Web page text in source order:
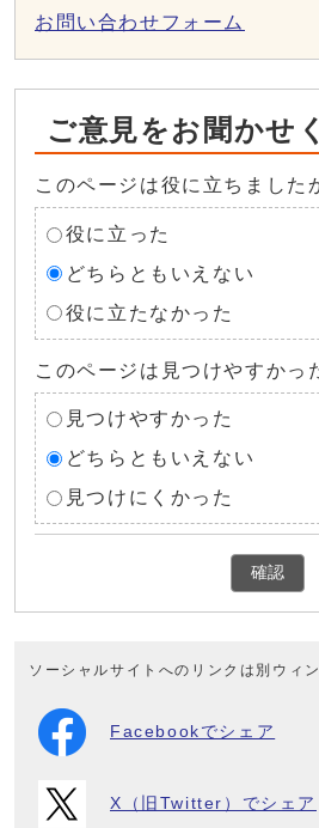
お問い合わせフォーム
ご意見をお聞かせ
このページは役に立ちました
役に立った
どちらともいえない
役に立たなかった
このページは見つけやすかっ
見つけやすかった
どちらともいえない
見つけにくかった
確認
ソーシャルサイトへのリンクは別ウィ
Facebookでシェア
X（旧Twitter）でシェア